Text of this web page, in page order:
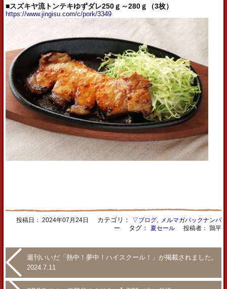
■スズキヤ流トンテキゆずダレ250ｇ～280ｇ（3枚）
https://www.jingisu.com/c/pork/3349
投稿日： 2024年07月24日 カテゴリ： ▽ブログ,
メルマガバックナンバ
ー タグ： 夏セール 投稿者： 鶏平
週刊いいだ「熱中！夢中！ハイスクール！」が掲載されました。
2024.7.11